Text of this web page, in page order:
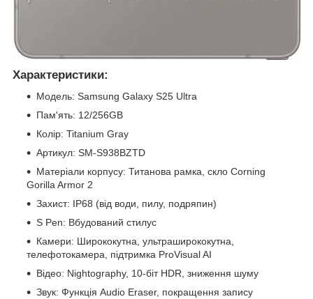
Характеристики:
Модель: Samsung Galaxy S25 Ultra
Пам'ять: 12/256GB
Колір: Titanium Gray
Артикул: SM-S938BZTD
Матеріали корпусу: Титановa рамка, скло Corning
Gorilla Armor 2
Захист: IP68 (від води, пилу, подряпин)
S Pen: Вбудований стилус
Камери: Ширококутна, ультраширококутна,
телефотокамера, підтримка ProVisual AI
Відео: Nightography, 10-біт HDR, зниження шуму
Звук: Функція Audio Eraser, покращення запису